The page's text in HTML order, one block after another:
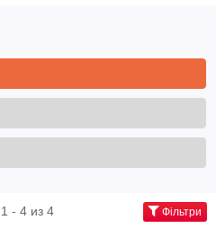
1 - 4 из 4 Фільтри